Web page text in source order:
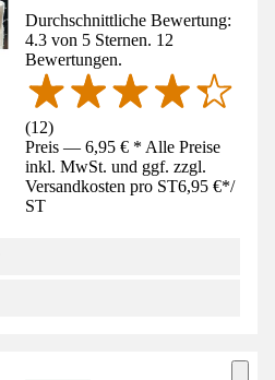
Durchschnittliche Bewertung:
4.3 von 5 Sternen. 12
Bewertungen.
(12)
Preis — 6,95 € * Alle Preise
inkl. MwSt. und ggf. zzgl.
Versandkosten pro ST6,95 €*/
ST